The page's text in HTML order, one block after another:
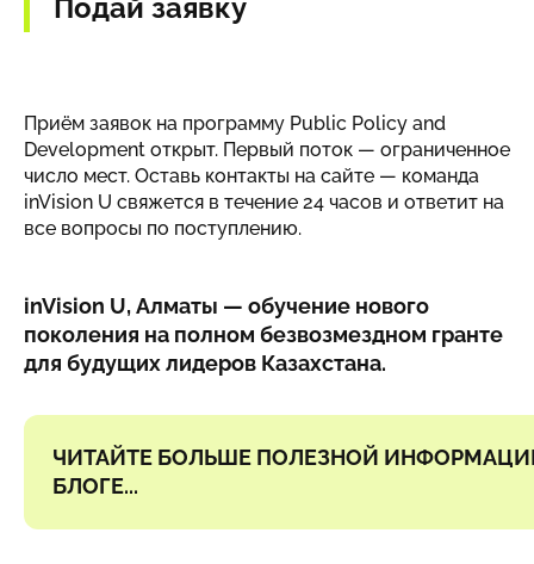
Подай заявку
Приём заявок на программу Public Policy and
Development открыт. Первый поток — ограниченное
число мест. Оставь контакты на сайте — команда
inVision U свяжется в течение 24 часов и ответит на
все вопросы по поступлению.
inVision U, Алматы — обучение нового
поколения на полном безвозмездном гранте
для будущих лидеров Казахстана.
ЧИТАЙТЕ БОЛЬШЕ ПОЛЕЗНОЙ
БЛОГЕ...